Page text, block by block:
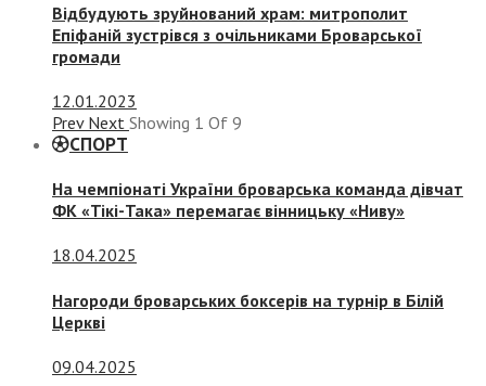
Відбудують зруйнований храм: митрополит
Епіфаній зустрівся з очільниками Броварської
громади
12.01.2023
Prev Next Showing 1 Of 9
СПОРТ
На чемпіонаті України броварська команда дівчат
ФК «Тікі-Така» перемагає вінницьку «Ниву»
18.04.2025
Нагороди броварських боксерів на турнір в Білій
Церкві
09.04.2025